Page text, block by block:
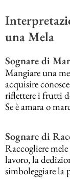
una Mela
Sognare di
Mangiare una
acquisire
riflettere i frutti
Se è amara o
Sognare di
Raccogliere
lavoro, la
simboleggiare la